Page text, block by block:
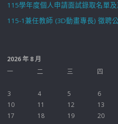
115學年度個人申請面試錄取名單
115-1兼任教師 (3D動畫專長) 徵聘
2026 年 8 月
一
二 三 四
3
4 5 6
10
11 12 13
17
18 19 20